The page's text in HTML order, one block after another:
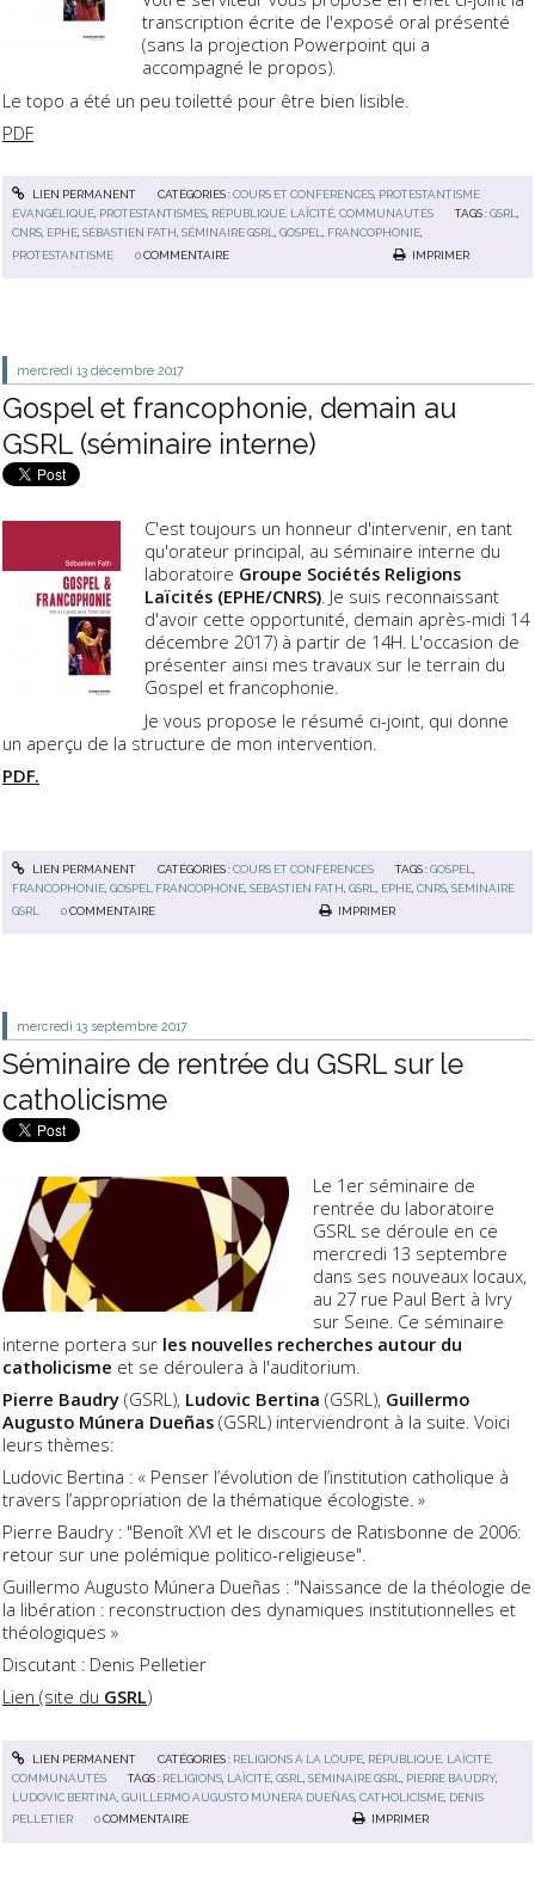
transcription écrite de l'exposé oral présenté
(sans la projection Powerpoint qui a
accompagné le propos).
Le topo a été un peu toiletté pour être bien lisible.
PDF
LIEN PERMANENT CATÉGORIES :COURS ET CONFÉRENCES, PROTESTANTISME
ÉVANGÉLIQUE, PROTESTANTISMES, RÉPUBLIQUE, LAÏCITÉ, COMMUNAUTÉS TAGS :GSRL,
CNRS, EPHE,SÉBASTIEN FATH,SÉMINAIRE GSRL,GOSPEL, FRANCOPHONIE,
PROTESTANTISME
0 COMMENTAIRE IMPRIMER
mercredi 13 décembre 2017
Gospel et francophonie, demain au
GSRL (séminaire interne)
C'est toujours un honneur d'intervenir, en tant
qu'orateur principal, au séminaire interne du
laboratoire Groupe Sociétés Religions
Laïcités (EPHE/CNRS). Je suis reconnaissant
d'avoir cette opportunité, demain après-midi 14
décembre 2017) à partir de 14H. L'occasion de
présenter ainsi mes travaux sur le terrain du
Gospel et francophonie.
Je vous propose le résumé ci-joint, qui donne
un aperçu de la structure de mon intervention.
PDF.
LIEN PERMANENT CATÉGORIES :COURS ET CONFÉRENCES TAGS :GOSPEL,
FRANCOPHONIE,GOSPEL FRANCOPHONE,SÉBASTIEN FATH,GSRL, EPHE,CNRS,SÉMINAIRE
GSRL
0 COMMENTAIRE IMPRIMER
mercredi 13 septembre 2017
Séminaire de rentrée du GSRL sur le
catholicisme
Le 1er séminaire de
rentrée du laboratoire
GSRL se déroule en ce
mercredi 13 septembre
dans ses nouveaux locaux,
au 27 rue Paul Bert à Ivry
sur Seine. Ce séminaire
interne portera sur les nouvelles recherches autour du
catholicisme et se déroulera à l'auditorium.
Pierre Baudry (GSRL), Ludovic Bertina (GSRL), Guillermo
Augusto Múnera Dueñas (GSRL) interviendront à la suite. Voici
leurs thèmes:
Ludovic Bertina : « Penser l’évolution de l’institution catholique à
travers l’appropriation de la thématique écologiste. »
Pierre Baudry : "Benoît XVI et le discours de Ratisbonne de 2006:
retour sur une polémique politico-religieuse".
Guillermo Augusto Múnera Dueñas : "Naissance de la théologie de
la libération : reconstruction des dynamiques institutionnelles et
théologiques »
Discutant : Denis Pelletier
Lien (site du GSRL)
LIEN PERMANENT CATÉGORIES : RELIGIONS À LA LOUPE, RÉPUBLIQUE, LAÏCITÉ,
COMMUNAUTÉS
TAGS : RELIGIONS LAÏCITÉ ,GSRL ,SÉMINAIRE GSRL PIERRE BAUDRY,
LUDOVIC BERTINA ,GUILLERMO AUGUSTO MÚNERA DUEÑAS ,CATHOLICISME DENIS
PELLETIER
0 COMMENTAIRE IMPRIMER